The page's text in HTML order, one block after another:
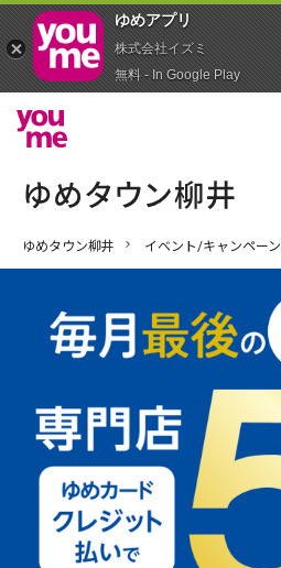
ゆめタウン柳井 イベント/キャンペーン
ゆめアプ‪リ‬
株式会社イズミ
無料 - In Google Play